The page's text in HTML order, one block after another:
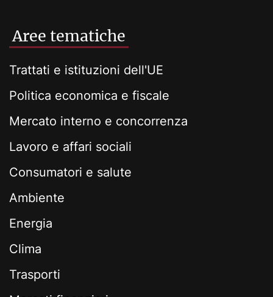
Aree tematiche
Trattati e istituzioni dell'UE
Politica economica e fiscale
Mercato interno e concorrenza
Lavoro e affari sociali
Consumatori e salute
Ambiente
Energia
Clima
Trasporti